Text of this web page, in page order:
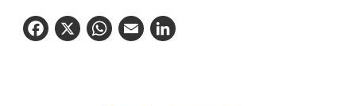
Facebook
X WhatsApp
Email